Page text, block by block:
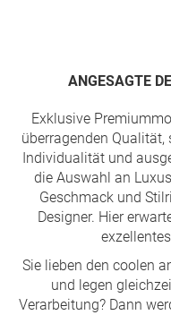
ANGESAGTE
Exklusive
überragenden
Individualität und
die Auswahl an
Geschmack und
Designer. Hier
Sie lieben den coolen
und legen
Verarbeitung? Dann